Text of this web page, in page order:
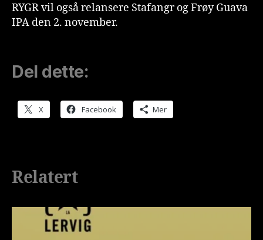
RYGR vil også relansere Stafangr og Frøy Guava
IPA den 2. november.
Del dette:
X Facebook Mer
Relatert